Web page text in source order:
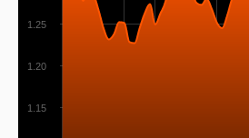
1.15
1.20
1.25